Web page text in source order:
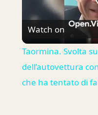
Watch on
Taormina. Svolta
dell’autovettura
che ha tentato di